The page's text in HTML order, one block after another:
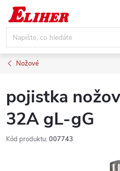
Přejít
obsah
Nožové
pojistka
32A gL-gG
Kód produktu: 007743